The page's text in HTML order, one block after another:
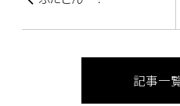
記事一